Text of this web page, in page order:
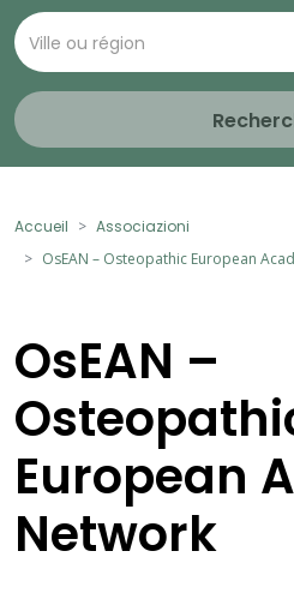
Accueil
Associazioni
OsEAN – Osteopathic European
OsEAN –
European
Network